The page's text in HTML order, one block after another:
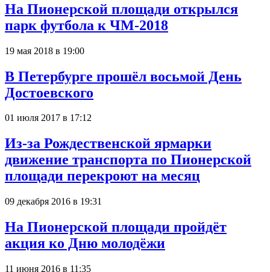
На Пионерской площади открылся
парк футбола к ЧМ-2018
19 мая 2018 в 19:00
В Петербурге прошёл восьмой День
Достоевского
01 июля 2017 в 17:12
Из-за Рождественской ярмарки
движение транспорта по Пионерской
площади перекроют на месяц
09 декабря 2016 в 19:31
На Пионерской площади пройдёт
акция ко Дню молодёжи
11 июня 2016 в 11:35